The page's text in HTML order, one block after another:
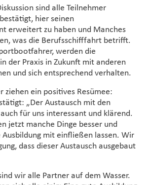
sind alle Teilnehmer
hier seinen
erweitert zu haben und Manches
was die Berufsschifffahrt betrifft.
werden die
der Praxis in Zukunft mit anderen
und sich entsprechend verhalten.
ziehen ein positives Resümee:
„Der Austausch mit den
für uns interessant und klärend.
jetzt manche Dinge besser und
Ausbildung mit einfließen lassen. Wir
dass dieser Austausch ausgebaut
wir alle Partner auf dem Wasser.